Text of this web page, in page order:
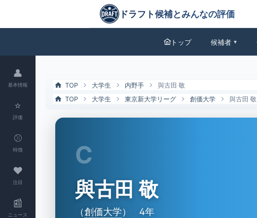
與古田 敬（創価大）の特徴とドラフト評価 | ドラフト候補とみんなの評価
ドラフト候補とみんなの評価
トップ 候補者 ▼
👤
基本情報
⭐
評価
⚾
特徴
❤
注目
📰
ニュース
TOP 大学生 内野手
與古田 敬
TOP
大学生 東京新大学リーグ 創価大学 與古田 敬
C
與古田 敬
（創価大学） 4年